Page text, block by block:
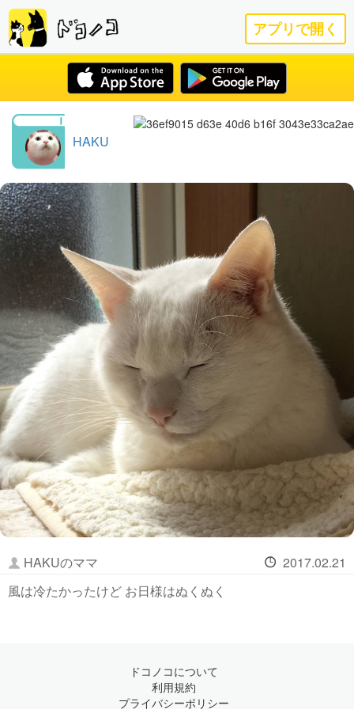
アプリで開く
HAKU
HAKUのママ
2017.02.21
風は冷たかったけど お日様はぬくぬく
ドコノコについて
利用規約
プライバシーポリシー